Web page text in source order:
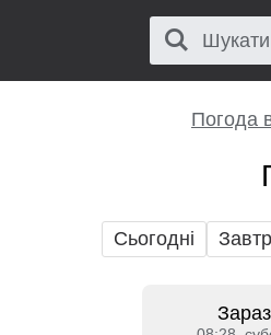
Погода
Сьогодні
Зараз